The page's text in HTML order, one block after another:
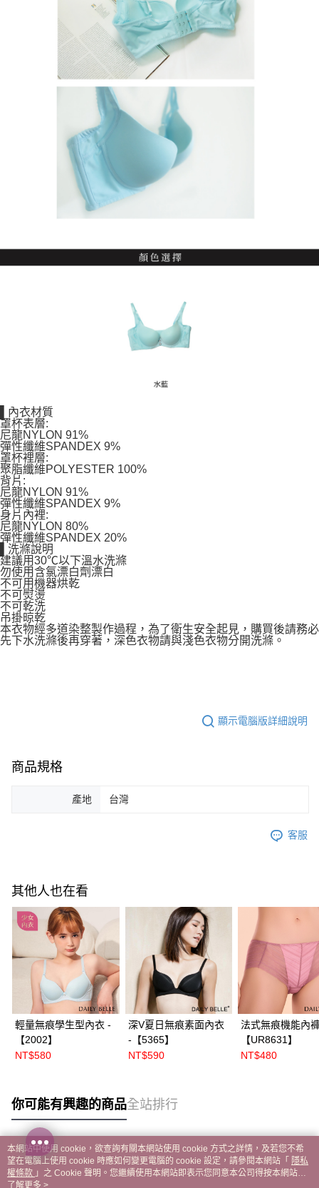
▌內衣材質
罩杯表層:
尼龍NYLON 91%
彈性纖維SPANDEX 9%
罩杯裡層:
聚脂纖維POLYESTER 100%
背片:
尼龍NYLON 91%
彈性纖維SPANDEX 9%
身片內裡:
尼龍NYLON 80%
彈性纖維SPANDEX 20%
▌洗滌說明
建議用30℃以下溫水洗滌
勿使用含氯漂白劑漂白
不可用機器烘乾
不可熨燙
不可乾洗
吊掛晾乾
本衣物經多道染整製作過程，為了衛生安全起見，購買後請務必
先下水洗滌後再穿著，深色衣物請與淺色衣物分開洗滌。
顯示電腦版詳細說明
商品規格
產地 台灣
客服
其他人也在看
輕量無痕學生型內衣 -
【2002】
NT$580
深V夏日無痕素面內衣
-【5365】
NT$590
法式無痕機能內
【UR8631】
NT$480
你可能有興趣的商品全站排行
熱門標籤
本網站中使用 cookie，欲查詢有關本網站使用 cookie 方式之詳情，及若您不希
望在電腦上使用 cookie 時應如何變更電腦的 cookie 設定，請參閱本網站「 隱私
權條款 」之 Cookie 聲明。您繼續使用本網站即表示您同意本公司得按本網站使
用條款之 Cookie 聲明使用 cookie。
了解更多 >